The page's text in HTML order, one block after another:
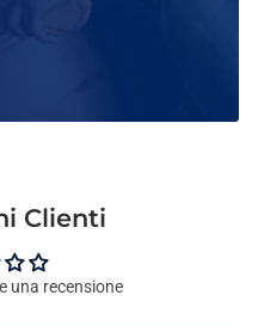
Clienti
una recensione